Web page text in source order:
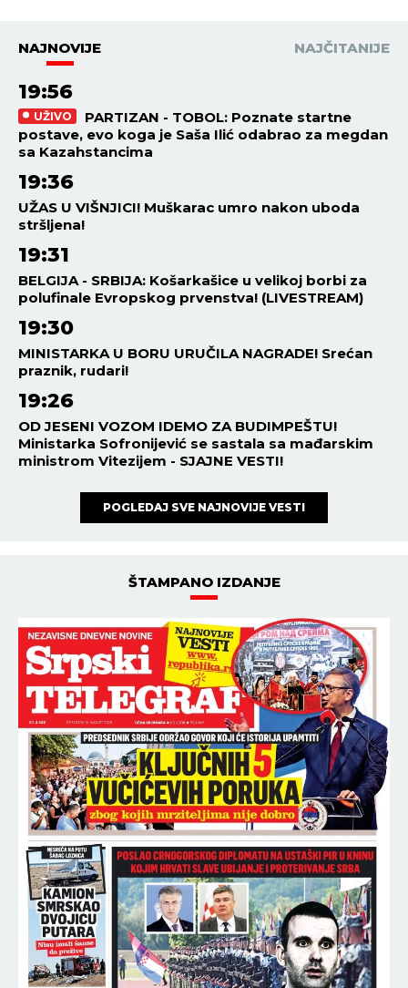
NAJNOVIJE NAJČITANIJE
19:56
UŽIVO
PARTIZAN - TOBOL: Poznate startne
postave, evo koga je Saša Ilić odabrao za megdan
sa Kazahstancima
19:36
UŽAS U VIŠNJICI! Muškarac umro nakon uboda
stršljena!
19:31
BELGIJA - SRBIJA: Košarkašice u velikoj borbi za
polufinale Evropskog prvenstva! (LIVESTREAM)
19:30
MINISTARKA U BORU URUČILA NAGRADE! Srećan
praznik, rudari!
19:26
OD JESENI VOZOM IDEMO ZA BUDIMPEŠTU!
Ministarka Sofronijević se sastala sa mađarskim
ministrom Vitezijem - SJAJNE VESTI!
POGLEDAJ SVE NAJNOVIJE VESTI
ŠTAMPANO IZDANJE